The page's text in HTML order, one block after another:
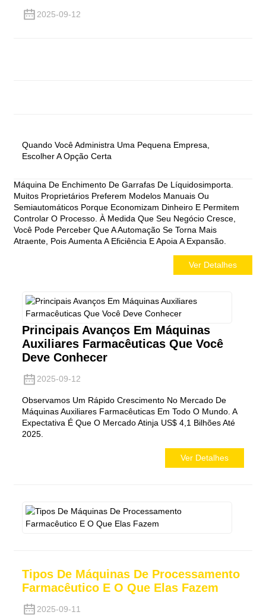
2025-09-12
Quando Você Administra Uma Pequena Empresa,
Escolher A Opção Certa
Máquina De Enchimento De Garrafas De LíquidosImporta.
Muitos Proprietários Preferem Modelos Manuais Ou
Semiautomáticos Porque Economizam Dinheiro E Permitem
Controlar O Processo. À Medida Que Seu Negócio Cresce,
Você Pode Perceber Que A Automação Se Torna Mais
Atraente, Pois Aumenta A Eficiência E Apoia A Expansão.
Ver Detalhes
Principais Avanços Em Máquinas
Auxiliares Farmacêuticas Que Você
Deve Conhecer
2025-09-12
Observamos Um Rápido Crescimento No Mercado De
Máquinas Auxiliares Farmacêuticas Em Todo O Mundo. A
Expectativa É Que O Mercado Atinja US$ 4,1 Bilhões Até
2025.
Ver Detalhes
Tipos De Máquinas De Processamento
Farmacêutico E O Que Elas Fazem
2025-09-11